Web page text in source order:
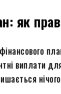
як
виплати